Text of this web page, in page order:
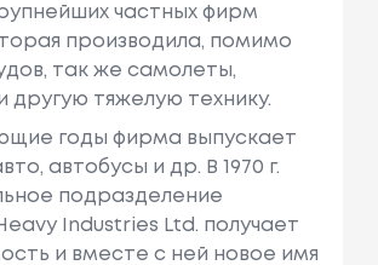
частных фирм
производила, помимо
так же самолеты,
другую тяжелую технику.
годы фирма выпускает
автобусы и др. В 1970 г.
подразделение
Industries Ltd. получает
и вместе с ней новое имя